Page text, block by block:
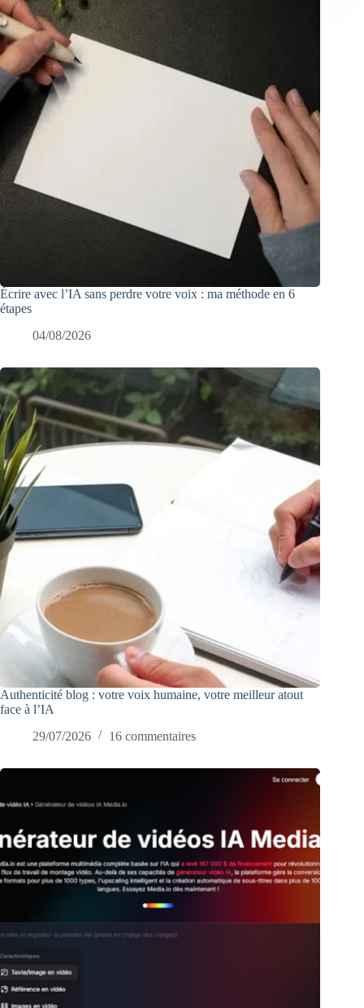
Écrire avec l’IA sans perdre votre voix : ma méthode en 6
étapes
04/08/2026
Authenticité blog : votre voix humaine, votre meilleur atout
face à l’IA
29/07/2026
16 commentaires